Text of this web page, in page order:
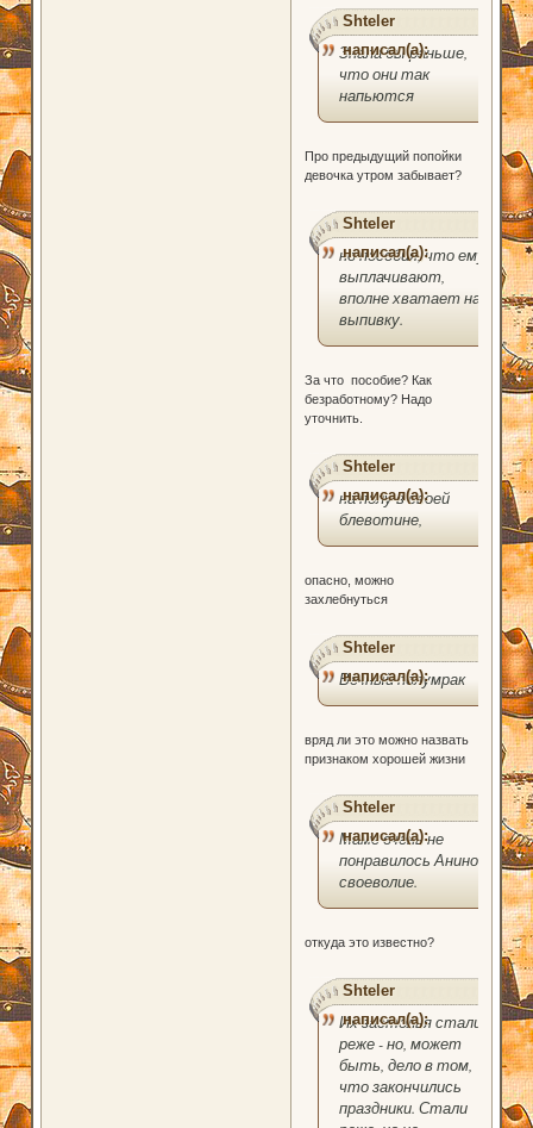
Shteler
написал(а):
Знала бы раньше,
что они так
напьются
Про предыдущий попойки
девочка утром забывает?
Shteler
написал(а):
но пособия, что ему
выплачивают,
вполне хватает на
выпивку.
За что пособие? Как
безработному? Надо
уточнить.
Shteler
написал(а):
на полу в своей
блевотине,
опасно, можно
захлебнуться
Shteler
написал(а):
Вечный полумрак
вряд ли это можно назвать
признаком хорошей жизни
Shteler
написал(а):
Маме очень не
понравилось Анино
своеволие.
откуда это известно?
Shteler
написал(а):
Их застолья стали
реже - но, может
быть, дело в том,
что закончились
праздники. Стали